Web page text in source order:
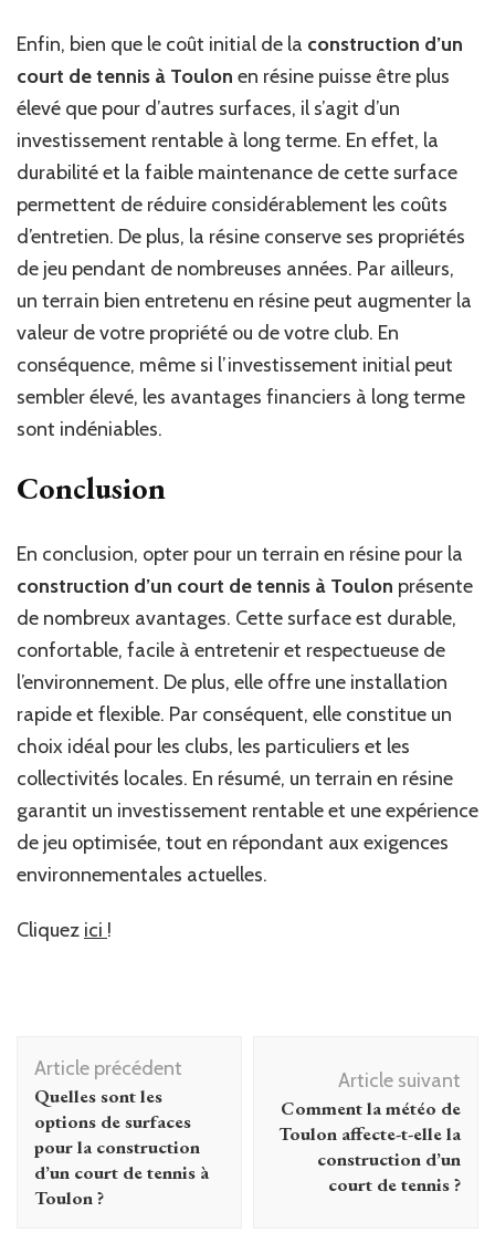
Enfin, bien que le coût initial de la construction d’un
court de tennis à Toulon en résine puisse être plus
élevé que pour d’autres surfaces, il s’agit d’un
investissement rentable à long terme. En effet, la
durabilité et la faible maintenance de cette surface
permettent de réduire considérablement les coûts
d’entretien. De plus, la résine conserve ses propriétés
de jeu pendant de nombreuses années. Par ailleurs,
un terrain bien entretenu en résine peut augmenter la
valeur de votre propriété ou de votre club. En
conséquence, même si l’investissement initial peut
sembler élevé, les avantages financiers à long terme
sont indéniables.
Conclusion
En conclusion, opter pour un terrain en résine pour la
construction d’un court de tennis à Toulon présente
de nombreux avantages. Cette surface est durable,
confortable, facile à entretenir et respectueuse de
l’environnement. De plus, elle offre une installation
rapide et flexible. Par conséquent, elle constitue un
choix idéal pour les clubs, les particuliers et les
collectivités locales. En résumé, un terrain en résine
garantit un investissement rentable et une expérience
de jeu optimisée, tout en répondant aux exigences
environnementales actuelles.
Cliquez ici !
Navigation
d'article
Article précédent
Quelles sont les
options de surfaces
pour la construction
d’un court de tennis à
Toulon ?
Article suivant
Comment la météo de
Toulon affecte-t-elle la
construction d’un
court de tennis ?